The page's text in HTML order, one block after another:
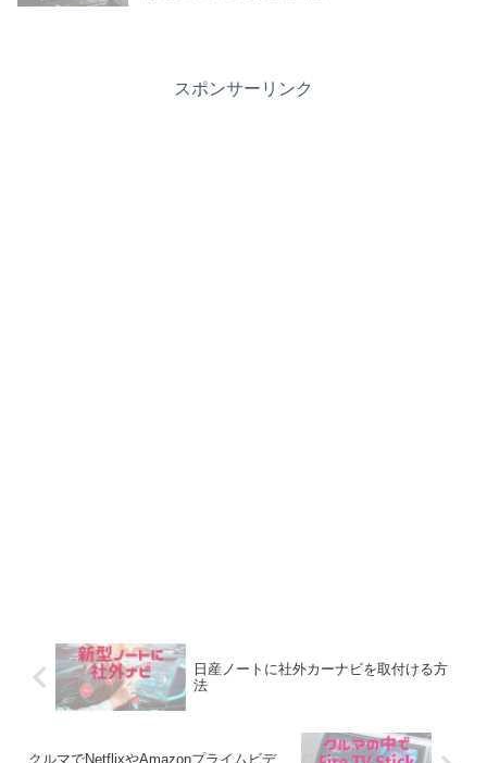
スポンサーリンク
日産ノートに社外カーナビを取付ける方
法
クルマでNetflixやAmazonプライムビデ